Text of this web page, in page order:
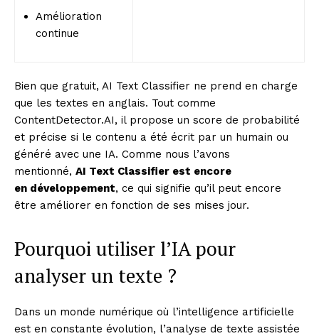
Amélioration
continue
Bien que gratuit, AI Text Classifier ne prend en charge
que les textes en anglais. Tout comme
ContentDetector.AI, il propose un score de probabilité
et précise si le contenu a été écrit par un humain ou
généré avec une IA. Comme nous l’avons
mentionné, AI Text Classifier est encore
en développement, ce qui signifie qu’il peut encore
être améliorer en fonction de ses mises jour.
Pourquoi utiliser l’IA pour
analyser un texte ?
Dans un monde numérique où l’intelligence artificielle
est en constante évolution, l’analyse de texte assistée